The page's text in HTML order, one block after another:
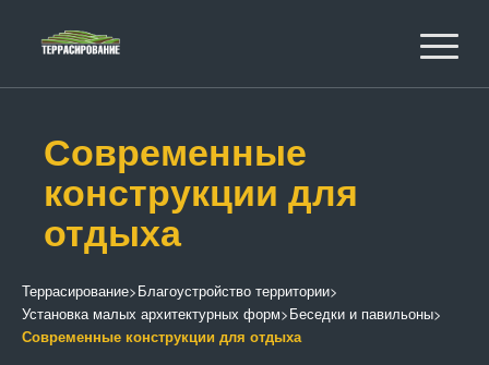
Современные
конструкции для
отдыха
Террасирование>Благоустройство территории>
Установка малых архитектурных форм>Беседки и павильоны>
Современные конструкции для отдыха